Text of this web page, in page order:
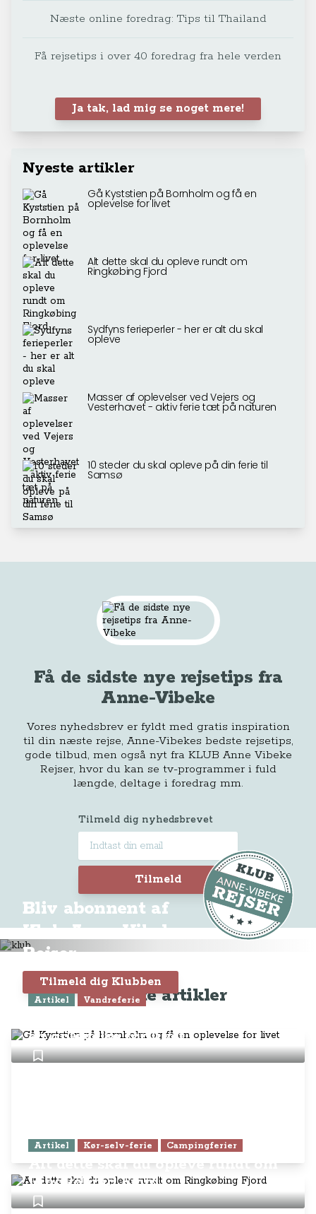
Næste online foredrag: Tips til Thailand
Få rejsetips i over 40 foredrag fra hele verden
Ja tak, lad mig se noget mere!
Nyeste artikler
Gå Kyststien på Bornholm og få en
oplevelse for livet
Alt dette skal du opleve rundt om
Ringkøbing Fjord
Sydfyns ferieperler - her er alt du skal
opleve
Masser af oplevelser ved Vejers og
Vesterhavet - aktiv ferie tæt på naturen
10 steder du skal opleve på din ferie til
Samsø
Få de sidste nye rejsetips fra
Anne-Vibeke
Vores nyhedsbrev er fyldt med gratis inspiration
til din næste rejse, Anne-Vibekes bedste rejsetips,
gode tilbud, men også nyt fra KLUB Anne Vibeke
Rejser, hvor du kan se tv-programmer i fuld
længde, deltage i foredrag mm.
Tilmeld dig nyhedsbrevet
Tilmeld
Bliv abonnent af
Klub Anne-Vibeke
Rejser
Tilmeld dig Klubben
Seneste artikler
Artikel Vandreferie
en oplevelse for livet
Artikel Kør-selv-ferie Campingferier
Alt dette skal du opleve rundt om
Ringkøbing Fjord